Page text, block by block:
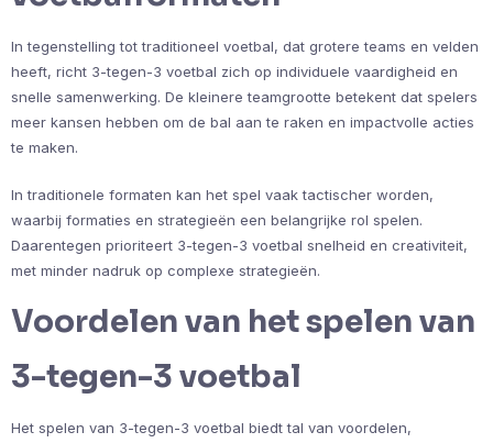
In tegenstelling tot traditioneel voetbal, dat grotere teams en velden
heeft, richt 3-tegen-3 voetbal zich op individuele vaardigheid en
snelle samenwerking. De kleinere teamgrootte betekent dat spelers
meer kansen hebben om de bal aan te raken en impactvolle acties
te maken.
In traditionele formaten kan het spel vaak tactischer worden,
waarbij formaties en strategieën een belangrijke rol spelen.
Daarentegen prioriteert 3-tegen-3 voetbal snelheid en creativiteit,
met minder nadruk op complexe strategieën.
Voordelen van het spelen van
3-tegen-3 voetbal
Het spelen van 3-tegen-3 voetbal biedt tal van voordelen,